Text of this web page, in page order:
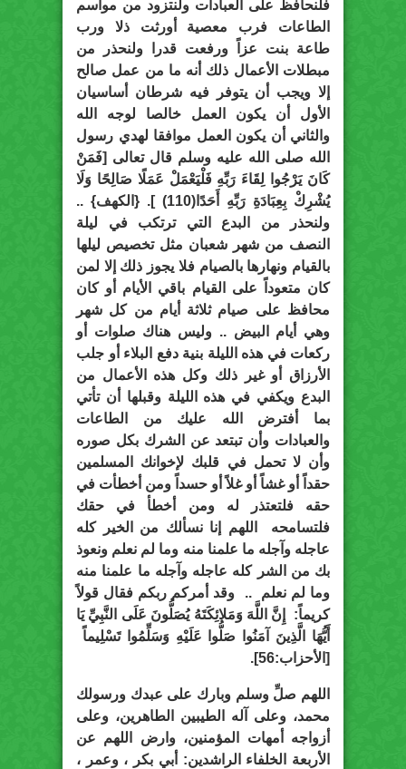
فلنحافظ على العبادات ولنتزود من مواسم
الطاعات فرب معصية أورثت ذلا ورب
طاعة بنت عزاً ورفعت قدرا ولنحذر من
مبطلات الأعمال ذلك أنه ما من عمل صالح
إلا ويجب أن يتوفر فيه شرطان أساسيان
الأول أن يكون العمل خالصا لوجه الله
والثاني أن يكون العمل موافقا لهدي رسول
الله صلى الله عليه وسلم قال تعالى [فَمَنْ
كَانَ يَرْجُوا لِقَاءَ رَبِّهِ فَلْيَعْمَلْ عَمَلًا صَالِحًا وَلَا
يُشْرِكْ بِعِبَادَةِ رَبِّهِ أَحَدًا(110) ]. {الكهف} ..
ولنحذر من البدع التي ترتكب في ليلة
النصف من شهر شعبان مثل تخصيص ليلها
بالقيام ونهارها بالصيام فلا يجوز ذلك إلا لمن
كان متعوداً على القيام باقي الأيام أو كان
محافظ على صيام ثلاثة أيام من كل شهر
وهي أيام البيض .. وليس هناك صلوات أو
ركعات في هذه الليلة بنية دفع البلاء أو جلب
الأرزاق أو غير ذلك وكل هذه الأعمال من
البدع ويكفي في هذه الليلة وقبلها أن تأتي
بما أفترض الله عليك من الطاعات
والعبادات وأن تبتعد عن الشرك بكل صوره
وأن لا تحمل في قلبك لإخوانك المسلمين
حقداً أو غشاً أو غلاً أو حسداً ومن أخطأت في
حقه فلتعتذر له ومن أخطأ في حقك
فلتسامحه اللهم إنا نسألك من الخير كله
عاجله وآجله ما علمنا منه وما لم نعلم ونعوذ
بك من الشر كله عاجله وآجله ما علمنا منه
وما لم نعلم .. وقد أمركم ربكم فقال قولاً
كريماً: إِنَّ اللَّهَ وَمَلائِكَتَهُ يُصَلُّونَ عَلَى النَّبِيِّ يَا
أَيُّهَا الَّذِينَ آمَنُوا صَلُّوا عَلَيْهِ وَسَلِّمُوا تَسْلِيماً
[الأحزاب:56].
اللهم صلِّ وسلم وبارك على عبدك ورسولك
محمد، وعلى آله الطيبين الطاهرين، وعلى
أزواجه أمهات المؤمنين، وارض اللهم عن
الأربعة الخلفاء الراشدين: أبي بكر ، وعمر ،